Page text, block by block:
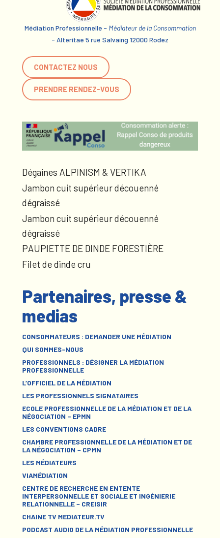
Médiation Professionnelle - Médiateur de la Consommation
- Alteritae 5 rue Salvaing 12000 Rodez
CONTACTEZ NOUS
PRENDRE RENDEZ-VOUS
Dégaines ALPINISM & VERTIKA
Jambon cuit supérieur découenné
dégraissé
Jambon cuit supérieur découenné
dégraissé
PAUPIETTE DE DINDE FORESTIÈRE
Filet de dinde cru
Partenaires, presse &
medias
CONSOMMATEURS : DEMANDER UNE MÉDIATION
QUI SOMMES-NOUS
PROFESSIONNELS : DÉSIGNER LA MÉDIATION
PROFESSIONNELLE
L’OFFICIEL DE LA MÉDIATION
LES PROFESSIONNELS SIGNATAIRES
ECOLE PROFESSIONNELLE DE LA MÉDIATION ET DE LA
NÉGOCIATION – EPMN
LES CONVENTIONS CADRE
CHAMBRE PROFESSIONNELLE DE LA MÉDIATION ET DE
LA NÉGOCIATION – CPMN
LES MÉDIATEURS
VIAMÉDIATION
CENTRE DE RECHERCHE EN ENTENTE
INTERPERSONNELLE ET SOCIALE ET INGÉNIERIE
RELATIONNELLE – CREISIR
CHAINE TV MEDIATEUR.TV
PODCAST AUDIO DE LA MÉDIATION PROFESSIONNELLE